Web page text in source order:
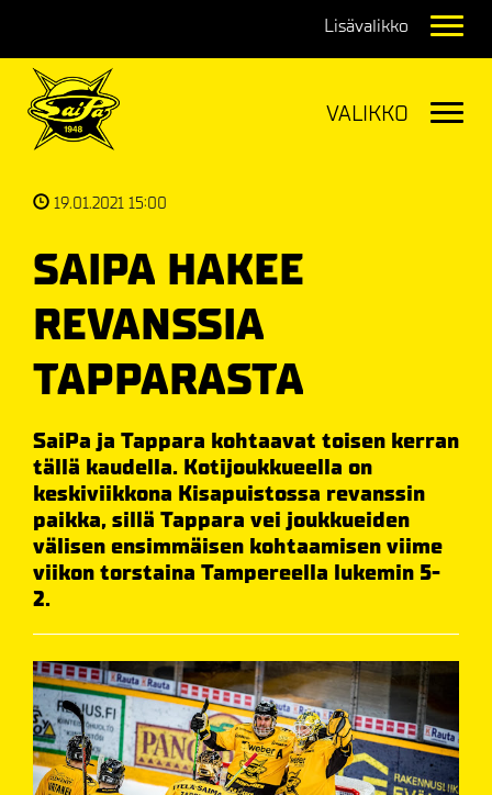
19.01.2021 15:00
SAIPA HAKEE
REVANSSIA
TAPPARASTA
SaiPa ja Tappara kohtaavat toisen kerran
tällä kaudella. Kotijoukkueella on
keskiviikkona Kisapuistossa revanssin
paikka, sillä Tappara vei joukkueiden
välisen ensimmäisen kohtaamisen viime
viikon torstaina Tampereella lukemin 5-
2.